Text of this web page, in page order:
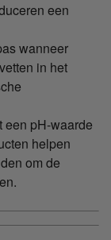
een
wanneer
in het
een pH-waarde
helpen
om de